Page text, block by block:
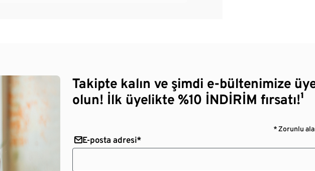
Takipte kalın ve şimdi e-bültenimize
olun! İlk üyelikte %10 İNDİRİM fırsatı!¹
* Zorunlu
E-posta adresi*